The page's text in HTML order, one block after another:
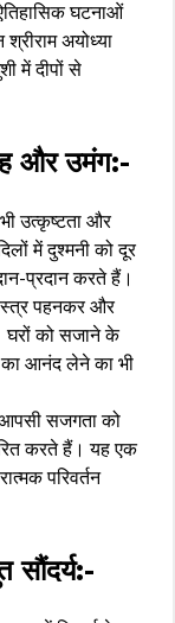
घटनाओं
अयोध्या
में दीपों से
और उमंग:-
उत्कृष्टता और
में दुश्मनी को दूर
प्रदान करते हैं।
वस्त्र पहनकर और
घरों को सजाने के
का आनंद लेने का भी
आपसी सजगता को
करते हैं। यह एक
परिवर्तन
सौंदर्य:-